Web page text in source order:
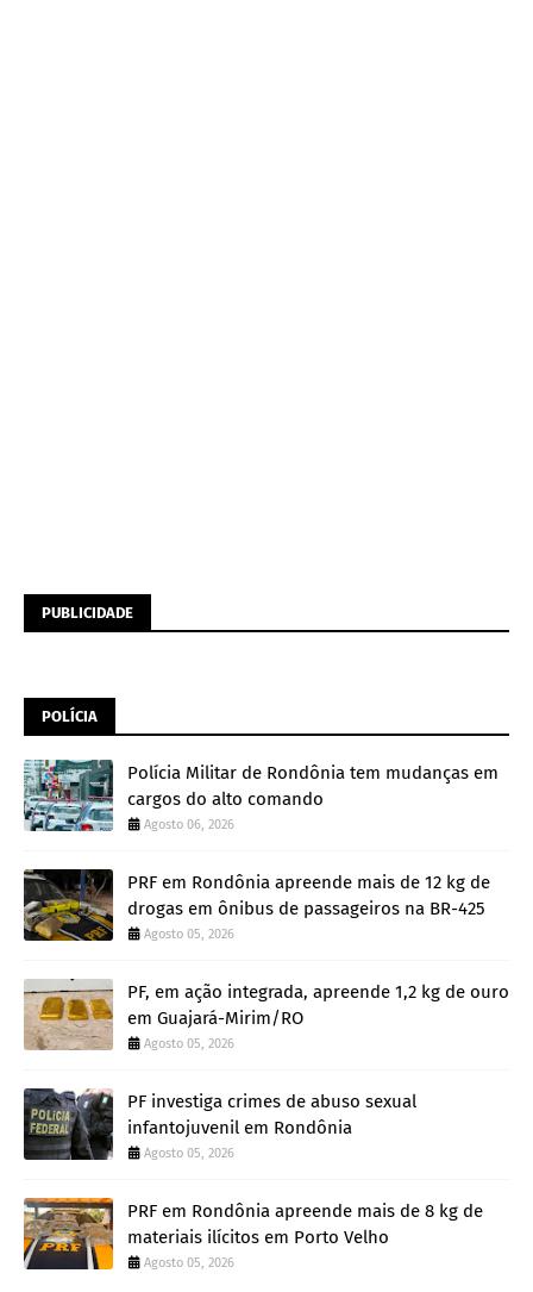
PUBLICIDADE
POLÍCIA
Polícia Militar de Rondônia tem mudanças em
cargos do alto comando
Agosto 06, 2026
PRF em Rondônia apreende mais de 12 kg de
drogas em ônibus de passageiros na BR-425
Agosto 05, 2026
PF, em ação integrada, apreende 1,2 kg de ouro
em Guajará-Mirim/RO
Agosto 05, 2026
PF investiga crimes de abuso sexual
infantojuvenil em Rondônia
Agosto 05, 2026
PRF em Rondônia apreende mais de 8 kg de
materiais ilícitos em Porto Velho
Agosto 05, 2026